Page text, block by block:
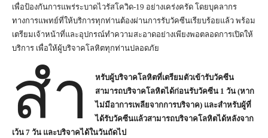
เพื่อป้องกันการแพร่ระบาดไวรัสโควิด-19 อย่างเคร่งครัด โดยบุคลากร
ทางการแพทย์ที่ให้บริการทุกท่านต้องผ่านการรับวัคซีนเรียบร้อยแล้ว พร้อม
เตรียมเจ้าหน้าที่และอุปกรณ์ทำความสะอาดอย่างเพียงพอตลอดการเปิดให้
บริการ เพื่อให้ผู้บริจาคโลหิตทุกท่านปลอดภัย
สำ
หรับผู้บริจาคโลหิตที่เตรียมตัวเข้ารับวัคซีน
สามารถบริจาคโลหิตได้ก่อนรับวัคซีน 1 วัน (หาก
ไม่มีอาการเพลียจากการบริจาค) และสำหรับผู้ที่
ได้รับวัคซีนแล้วสามารถบริจาคโลหิตได้หลังจาก
เว้น 7 วัน และบริจาคได้ในวันถัดไป